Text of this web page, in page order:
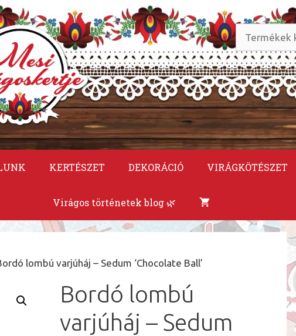
Keresés
a
következőre:
KERTÉSZET DEKORÁCIÓ VIRÁGKÖTÉSZET
Virágos történetek blog 🌿
lombú varjúháj – Sedum ‘Chocolate Ball’
Bordó lombú
varjúháj – Sedum